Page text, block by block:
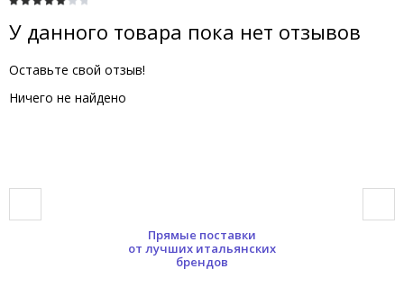
У данного товара пока нет отзывов
Оставьте свой отзыв!
Ничего не найдено
Прямые поставки
от лучших итальянских
брендов